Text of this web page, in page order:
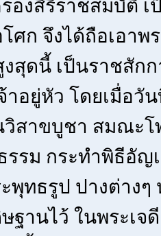
องสิริราชสมบัติ
ศก จึงได้ถือเอาพ
สุดนี้ เป็นราชสัก
าอยู่หัว โดยเมื่อ
สาขบูชา สมณะโ
รม กระทำพิธีอัญ
พุทธรูป ปางต่าง
ฐานไว้ ในพระเ